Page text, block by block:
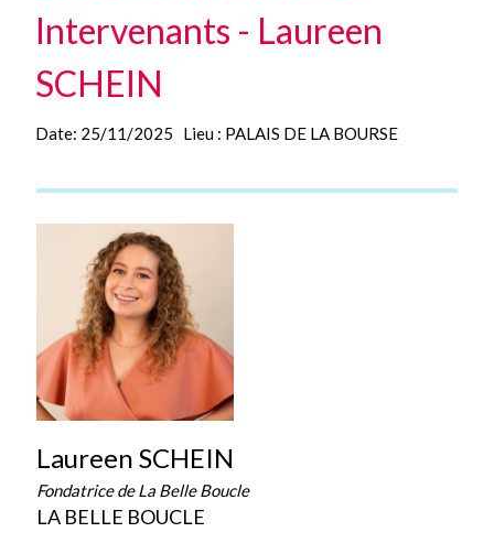
Intervenants - Laureen
SCHEIN
Date: 25/11/2025 Lieu : PALAIS DE LA BOURSE
Laureen SCHEIN
Fondatrice de La Belle Boucle
LA BELLE BOUCLE